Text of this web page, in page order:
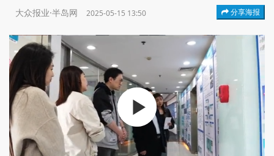
大众报业·半岛网 2025-05-15 13:50 分享海报